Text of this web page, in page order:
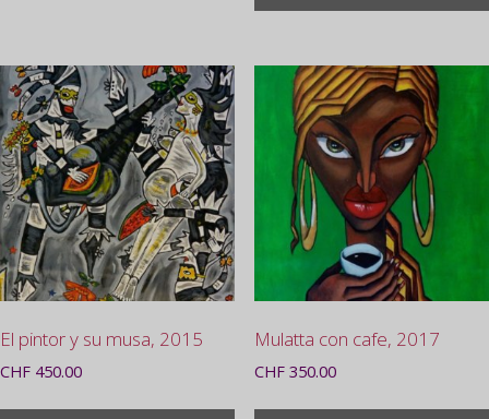
El pintor y su musa, 2015
CHF 450.00
Mulatta con cafe, 2017
CHF350.00